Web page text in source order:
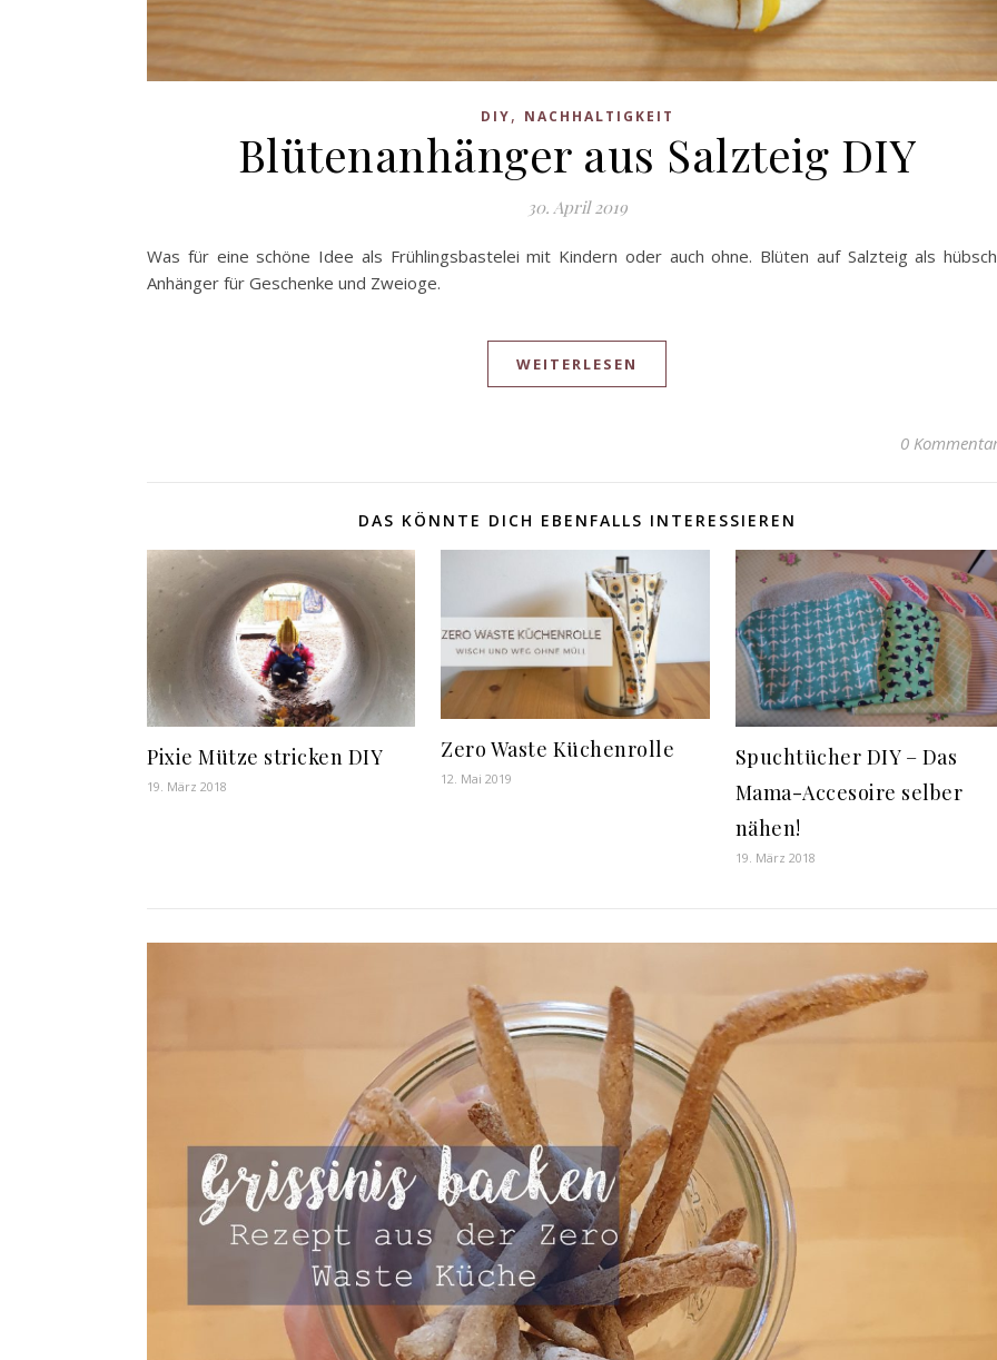
DIY, NACHHALTIGKEIT
Blütenanhänger aus Salzteig DIY
30. April 2019
Was für eine schöne Idee als Frühlingsbastelei mit Kindern oder auch ohne. Blüten auf Salzteig als
Anhänger für Geschenke und Zweioge.
WEITERLESEN
0
DAS KÖNNTE DICH EBENFALLS INTERESSIEREN
Pixie Mütze stricken DIY
19. März 2018
Zero Waste Küchenrolle
12. Mai 2019
Spuchtücher DIY – Das
Mama-Accesoire selber
nähen!
19. März 2018